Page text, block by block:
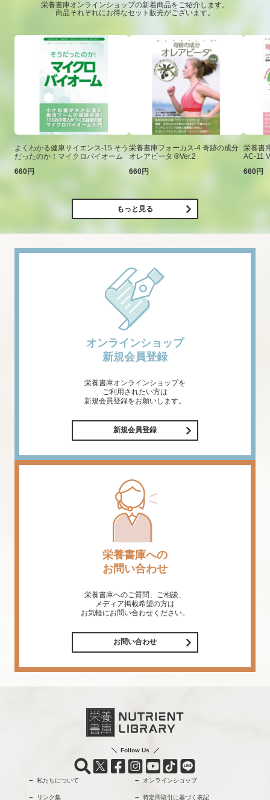
栄養書庫オンラインショップの新着商品をご紹介します。
商品それぞれにお得なセット販売がございます。
よくわかる健康サイエンス-15 そう
だったのか！マイクロバイオーム
660円
栄養書庫フォーカス-4 奇跡の成分
オレアビータ ®Ver.2
660円
栄養書
AC-11
660円
もっと見る
オンラインショップ
新規会員登録
栄養書庫オンラインショップを
ご利用されたい方は
新規会員登録をお願いします。
新規会員登録
栄養書庫への
お問い合わせ
栄養書庫へのご質問、ご相談、
メディア掲載希望の方は
お気軽にお問い合わせください。
お問い合わせ
Follow Us
私たちについて オンラインショップ
リンク集 特定商取引に基づく表記